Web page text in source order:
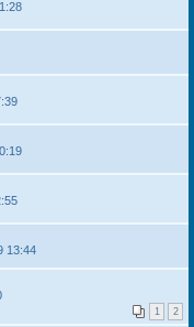
13:44
1 2